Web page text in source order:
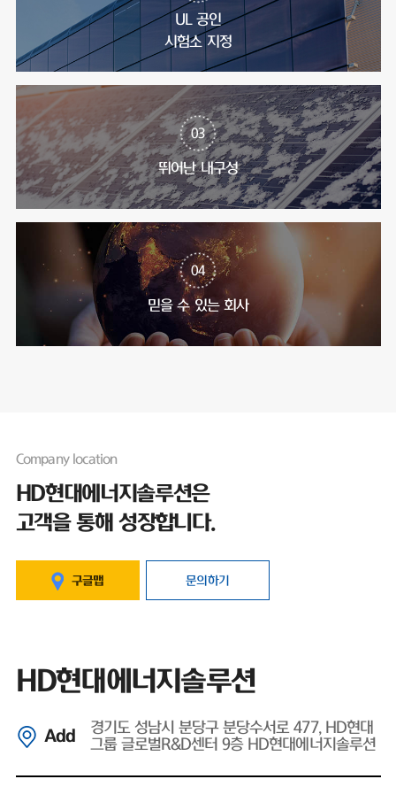
UL 공인
시험소 지정
03
뛰어난 내구성
04
믿을 수 있는 회사
Company location
HD현대에너지솔루션은
고객을 통해 성장합니다.
구글맵 문의하기
HD현대에너지솔루션
Add
경기도 성남시 분당구 분당수서로 477, HD현대
그룹 글로벌R&D센터 9층 HD현대에너지솔루션